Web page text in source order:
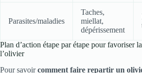
Parasites/maladies
Taches,
miellat,
dépérissement
Plan d’action étape par étape pour favoriser
l’olivier
Pour savoircomment faire repartir un